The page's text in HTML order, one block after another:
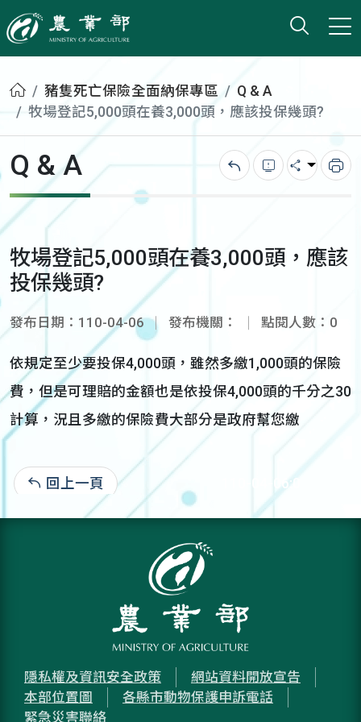
農業部
打開
小版
首頁豬隻死亡保險全面納保專區
Q & A
牧場登記5,000頭在養3,000頭，應該投保幾頭?
Q & A 回上一頁錯誤回報
分享 列
牧場登記5,000頭在養3,000頭，應該
投保幾頭?
發布日期：110-04-06 發布機關： 點閱人數：0
依規定至少要投保4,000頭，雖然多繳1,000頭的保險
費，但是可理賠的金額也是依投保4,000頭的千分之30
計算，況且多繳的保險費大部分是政府幫您繳
回上一頁 110-04-06:0
隱私權及資訊安全政策
網站資料開放宣告
本部位置圖
各縣市動物保護申訴電話
緊急災害聯絡